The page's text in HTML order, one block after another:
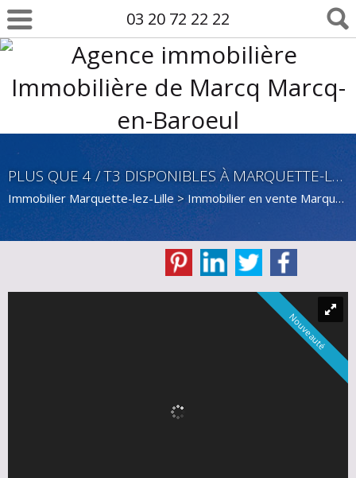
03 20 72 22 22
PLUS QUE 4 / T3 DISPONIBLES À MARQUETTE-LEZ-LILLE
Immobilier Marquette-lez-Lille > Immobilier en vente Marquette-lez-Lille
Nouveauté